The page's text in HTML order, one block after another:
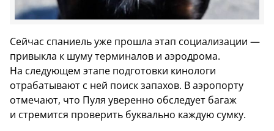
Сейчас спаниель уже прошла этап социализации —
привыкла к шуму терминалов и аэродрома.
На следующем этапе подготовки кинологи
отрабатывают с ней поиск запахов. В аэропорту
отмечают, что Пуля уверенно обследует багаж
и стремится проверить буквально каждую сумку.